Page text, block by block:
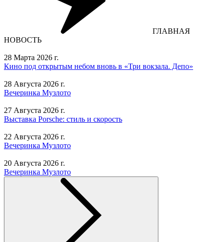
ГЛАВНАЯ
НОВОСТЬ
28 Марта 2026 г.
Кино под открытым небом вновь в «Три вокзала. Депо»
28 Августа 2026 г.
Вечеринка Музлото
27 Августа 2026 г.
Выставка Porsche: стиль и скорость
22 Августа 2026 г.
Вечеринка Музлото
20 Августа 2026 г.
Вечеринка Музлото